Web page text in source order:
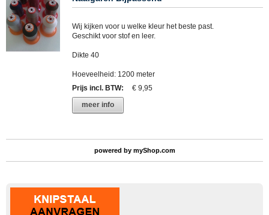
Wij kijken voor u welke kleur het beste past.
Geschikt voor stof en leer.
Dikte 40
Hoeveelheid: 1200 meter
Prijs incl. BTW:
€ 9,95
meer info
powered by myShop.com